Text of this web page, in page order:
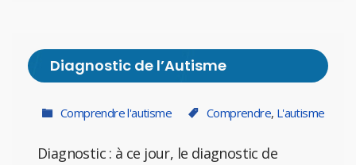
Diagnostic de l’Autisme
Comprendre l'autisme Comprendre, L'autisme
Diagnostic : à ce jour, le diagnostic de